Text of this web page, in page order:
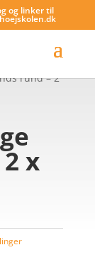
og linker til
rund – 2
x